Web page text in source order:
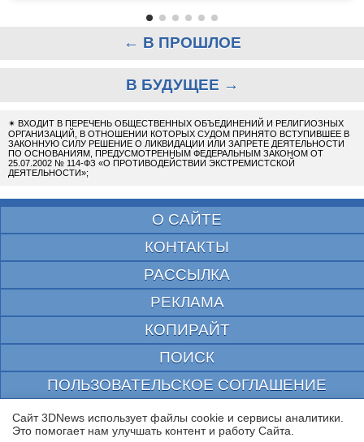
← В ПРОШЛОЕ
В БУДУЩЕЕ →
✴ ВХОДИТ В ПЕРЕЧЕНЬ ОБЩЕСТВЕННЫХ ОБЪЕДИНЕНИЙ И РЕЛИГИОЗНЫХ
ОРГАНИЗАЦИЙ, В ОТНОШЕНИИ КОТОРЫХ СУДОМ ПРИНЯТО ВСТУПИВШЕЕ В
ЗАКОННУЮ СИЛУ РЕШЕНИЕ О ЛИКВИДАЦИИ ИЛИ ЗАПРЕТЕ ДЕЯТЕЛЬНОСТИ
ПО ОСНОВАНИЯМ, ПРЕДУСМОТРЕННЫМ ФЕДЕРАЛЬНЫМ ЗАКОНОМ ОТ
25.07.2002 № 114-ФЗ «О ПРОТИВОДЕЙСТВИИ ЭКСТРЕМИСТСКОЙ
ДЕЯТЕЛЬНОСТИ»;
О САЙТЕ
КОНТАКТЫ
РАССЫЛКА
РЕКЛАМА
КОПИРАЙТ
ПОИСК
ПОЛЬЗОВАТЕЛЬСКОЕ СОГЛАШЕНИЕ
ЗАЩИЩЕНО CURATOR
© 1997—2026 Электронное периодическое издание "3ДНьюс" | Свидетельство о
Сайт 3DNews использует файлы cookie и сервисы аналитики.
Это помогает нам улучшать контент и работу Cайта.